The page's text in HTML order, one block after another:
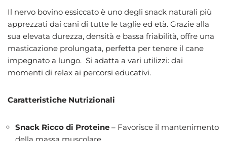
Il nervo bovino essiccato è uno degli snack naturali più
apprezzati dai cani di tutte le taglie ed età. Grazie alla
sua elevata durezza, densità e bassa friabilità, offre una
masticazione prolungata, perfetta per tenere il cane
impegnato a lungo. Si adatta a vari utilizzi: dai
momenti di relax ai percorsi educativi.
Caratteristiche Nutrizionali
Snack Ricco di Proteine – Favorisce il mantenimento